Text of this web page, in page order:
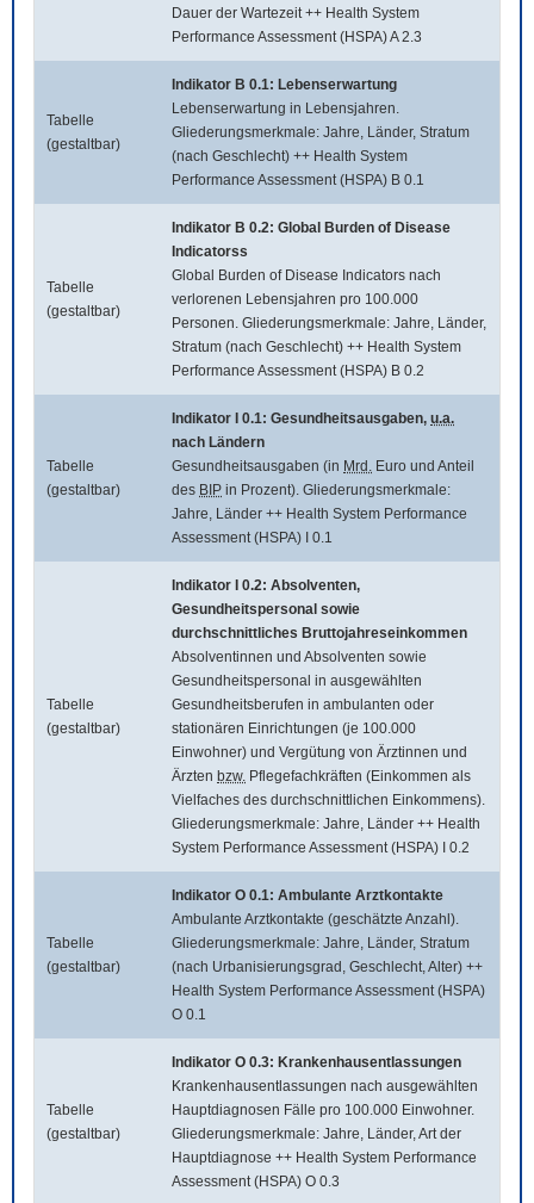
Dauer der Wartezeit ++ Health System
Performance Assessment (HSPA) A 2.3
Tabelle
(gestaltbar)
Indikator B 0.1: Lebenserwartung
Lebenserwartung in Lebensjahren.
Gliederungsmerkmale: Jahre, Länder, Stratum
(nach Geschlecht) ++ Health System
Performance Assessment (HSPA) B 0.1
Tabelle
(gestaltbar)
Indikator B 0.2: Global Burden of Disease
Indicatorss
Global Burden of Disease Indicators nach
verlorenen Lebensjahren pro 100.000
Personen. Gliederungsmerkmale: Jahre, Länder,
Stratum (nach Geschlecht) ++ Health System
Performance Assessment (HSPA) B 0.2
Tabelle
(gestaltbar)
Indikator I 0.1: Gesundheitsausgaben, u.a.
nach Ländern
Gesundheitsausgaben (in Mrd. Euro und Anteil
des BIP in Prozent). Gliederungsmerkmale:
Jahre, Länder ++ Health System Performance
Assessment (HSPA) I 0.1
Tabelle
(gestaltbar)
Indikator I 0.2: Absolventen,
Gesundheitspersonal sowie
durchschnittliches Bruttojahreseinkommen
Absolventinnen und Absolventen sowie
Gesundheitspersonal in ausgewählten
Gesundheitsberufen in ambulanten oder
stationären Einrichtungen (je 100.000
Einwohner) und Vergütung von Ärztinnen und
Ärzten bzw. Pflegefachkräften (Einkommen als
Vielfaches des durchschnittlichen Einkommens).
Gliederungsmerkmale: Jahre, Länder ++ Health
System Performance Assessment (HSPA) I 0.2
Tabelle
(gestaltbar)
Indikator O 0.1: Ambulante Arztkontakte
Ambulante Arztkontakte (geschätzte Anzahl).
Gliederungsmerkmale: Jahre, Länder, Stratum
(nach Urbanisierungsgrad, Geschlecht, Alter) ++
Health System Performance Assessment (HSPA)
O 0.1
Tabelle
(gestaltbar)
Indikator O 0.3: Krankenhausentlassungen
Krankenhausentlassungen nach ausgewählten
Hauptdiagnosen Fälle pro 100.000 Einwohner.
Gliederungsmerkmale: Jahre, Länder, Art der
Hauptdiagnose ++ Health System Performance
Assessment (HSPA) O 0.3